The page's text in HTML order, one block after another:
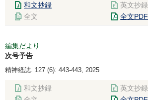
和文抄録
英文抄録
全文
全文PDF
編集だより
次号予告
精神経誌. 127 (6): 443-443, 2025
和文抄録
英文抄録